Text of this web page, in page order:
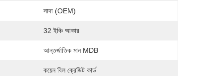
সাদা (OEM)
32 ইঞ্চি আকার
আন্তর্জাতিক মান MDB
কয়েন বিল ক্রেডিট কার্ড